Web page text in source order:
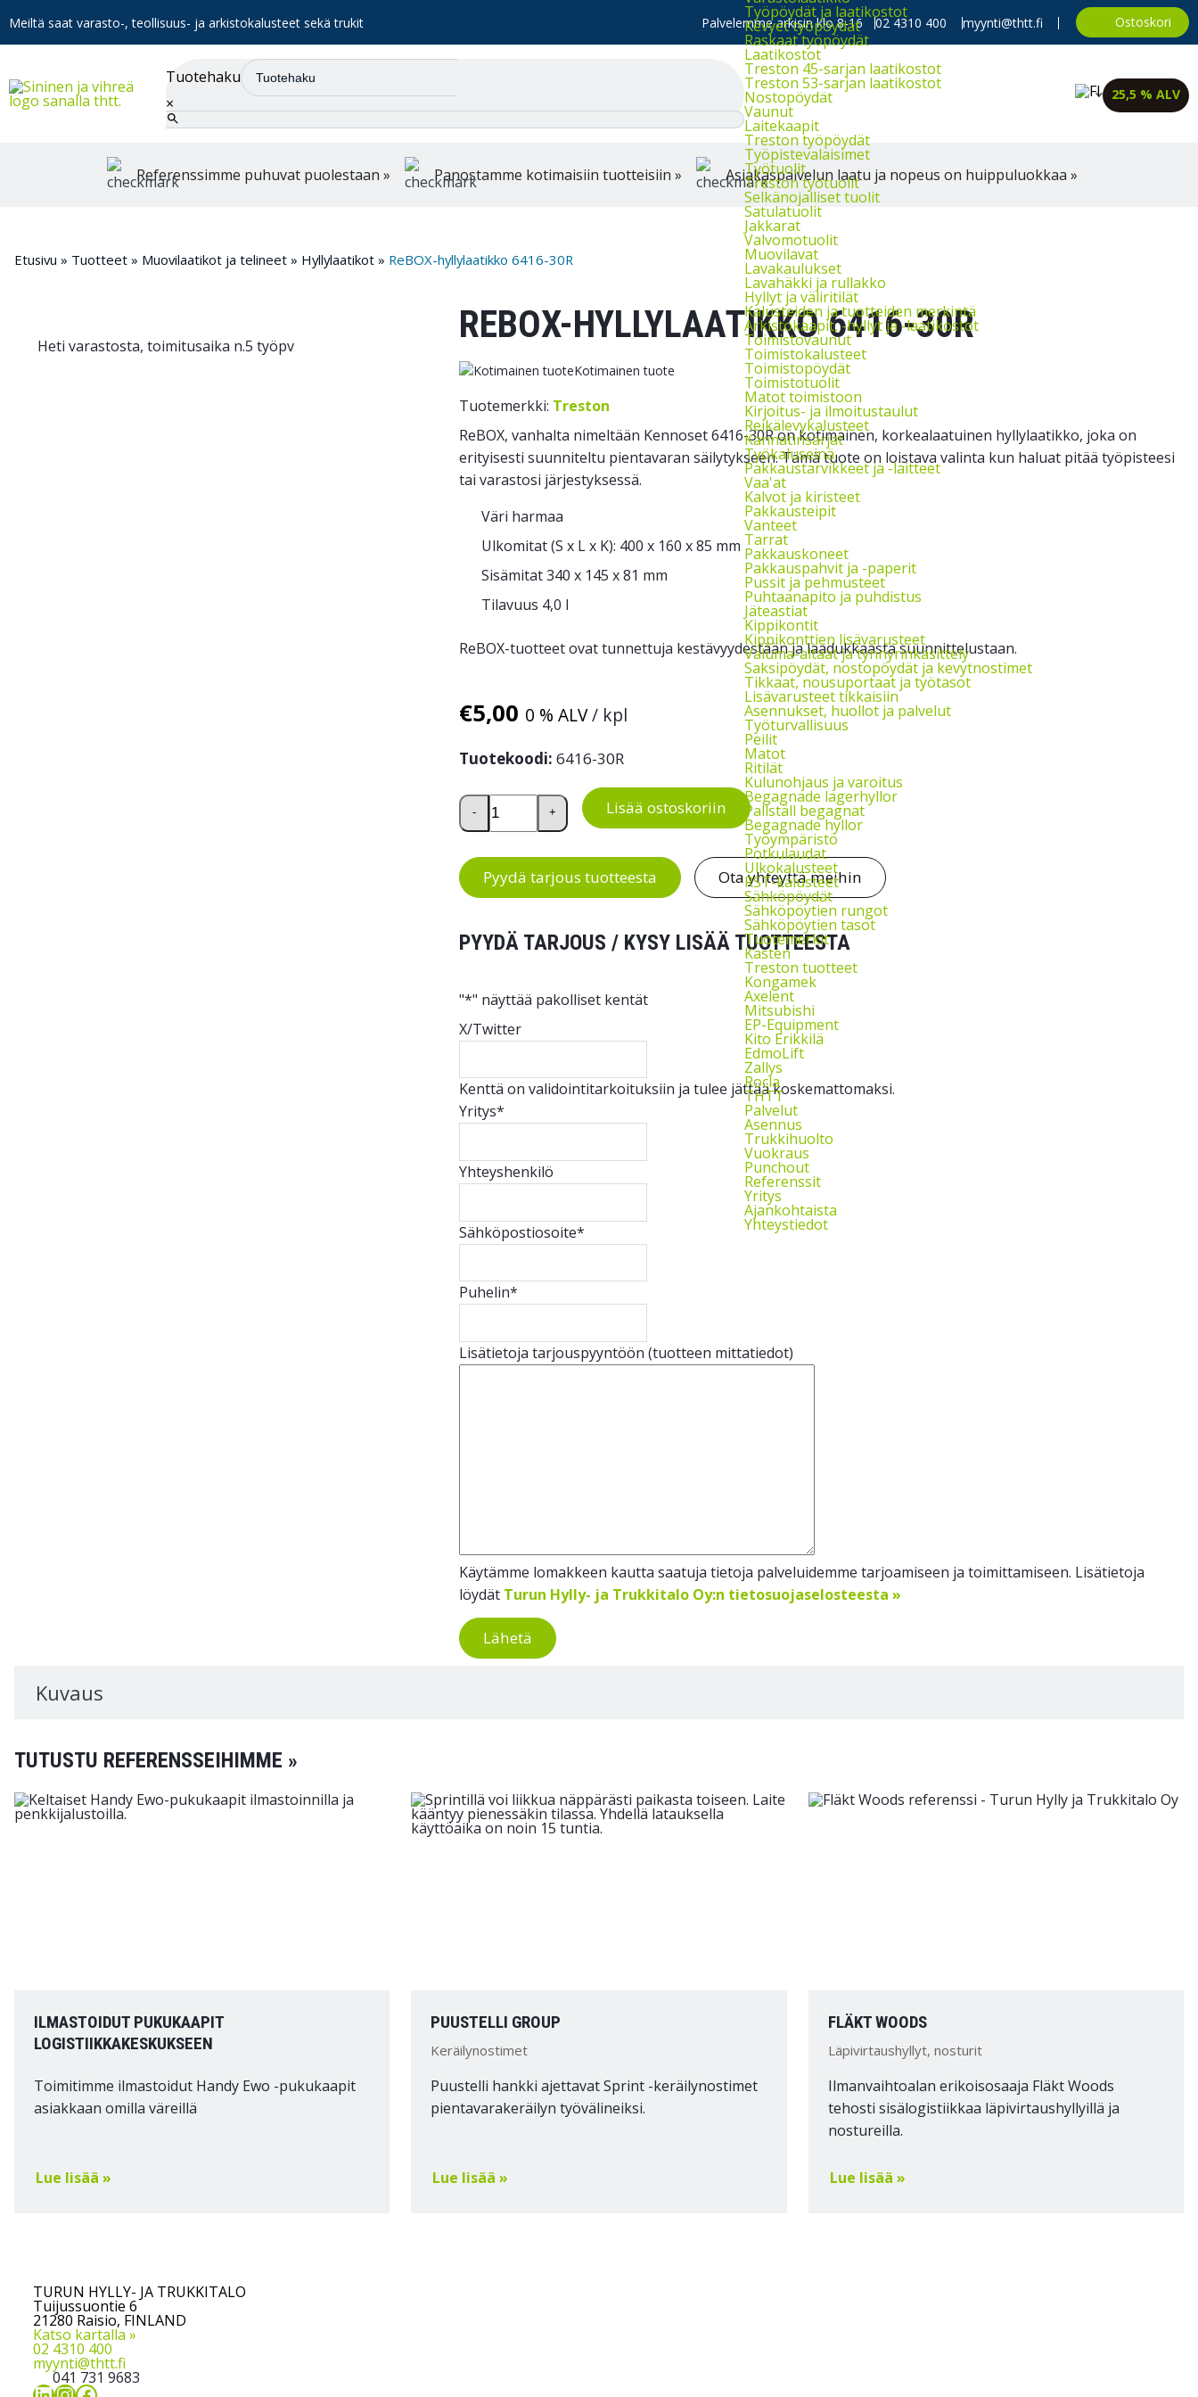
Meiltä saat varasto-, teollisuus- ja arkistokalusteet sekä trukit Palvelemme arkisin klo 8-16 02 4310 400 myynti@thtt.fi Ostoskori
Tuotehaku
×
Työpöydät ja laatikostot
Kevyet työpöydät
Raskaat työpöydät
Laatikostot
Treston 45-sarjan laatikostot
Treston 53-sarjan laatikostot
Nostopöydät
Vaunut
Laitekaapit
Treston työpöydät
Työpistevalaisimet
Työtuolit
Treston työtuolit
Selkänojalliset tuolit
Satulatuolit
Jakkarat
Valvomotuolit
Muovilavat
Lavakaulukset
Lavahäkki ja rullakko
Hyllyt ja väliritilät
Kalusteiden ja tuotteiden merkintä
Arkistokaapit, -hyllyt ja -laatikostot
Toimistovaunut
Toimistokalusteet
Toimistopöydät
Toimistotuolit
Matot toimistoon
Kirjoitus- ja ilmoitustaulut
Reikälevykalusteet
Kannatinsarjat
Työkaluseinä
Pakkaustarvikkeet ja -laitteet
Vaa'at
Kalvot ja kiristeet
Pakkausteipit
Vanteet
Tarrat
Pakkauskoneet
Pakkauspahvit ja -paperit
Pussit ja pehmusteet
Puhtaanapito ja puhdistus
Jäteastiat
Kippikontit
Kippikonttien lisävarusteet
Valuma-altaat ja tynnyrinkäsittely
Saksipöydät, nostopöydät ja kevytnostimet
Tikkaat, nousuportaat ja työtasot
Lisävarusteet tikkaisiin
Asennukset, huollot ja palvelut
Työturvallisuus
Peilit
Matot
Ritilät
Kulunohjaus ja varoitus
Begagnade lagerhyllor
Pallställ begagnat
Begagnade hyllor
Työympäristö
Potkulaudat
Ulkokalusteet
RST-kalusteet
Sähköpöydät
Sähköpöytien rungot
Sähköpöytien tasot
Tuotemerkit
Kasten
Treston tuotteet
Kongamek
Axelent
Mitsubishi
EP-Equipment
Kito Erikkilä
EdmoLift
Zallys
Rocla
THTT
Palvelut
Asennus
Trukkihuolto
Vuokraus
Punchout
Referenssit
Yritys
Ajankohtaista
Yhteystiedot
25,5 % ALV
Referenssimme puhuvat puolestaan » Panostamme kotimaisiin tuotteisiin » Asiakaspalvelun laatu ja nopeus on huippuluokkaa »
Etusivu » Tuotteet » Muovilaatikot ja telineet » Hyllylaatikot » ReBOX-hyllylaatikko 6416-30R
Heti varastosta, toimitusaika n.5 työpv
REBOX-HYLLYLAATIKKO 6416-30R
Kotimainen tuote
Tuotemerkki: Treston
ReBOX, vanhalta nimeltään Kennoset 6416-30R on kotimainen, korkealaatuinen hyllylaatikko, joka on
erityisesti suunniteltu pientavaran säilytykseen. Tämä tuote on loistava valinta kun haluat pitää työpisteesi
tai varastosi järjestyksessä.
Väri harmaa
Ulkomitat (S x L x K): 400 x 160 x 85 mm
Sisämitat 340 x 145 x 81 mm
Tilavuus 4,0 l
ReBOX-tuotteet ovat tunnettuja kestävyydestään ja laadukkaasta suunnittelustaan.
€5,00 0 % ALV/ kpl
Tuotekoodi: 6416-30R
ReBOX-hyllylaatikko 6416-30R määrä
- + Lisää ostoskoriin
Pyydä tarjous tuotteesta Ota yhteyttä meihin
PYYDÄ TARJOUS / KYSY LISÄÄ TUOTTEESTA
"*" näyttää pakolliset kentät
X/Twitter
Kenttä on validointitarkoituksiin ja tulee jättää koskemattomaksi.
Yritys*
Yhteyshenkilö
Sähköpostiosoite*
Puhelin*
Lisätietoja tarjouspyyntöön (tuotteen mittatiedot)
Käytämme lomakkeen kautta saatuja tietoja palveluidemme tarjoamiseen ja toimittamiseen. Lisätietoja
löydät Turun Hylly- ja Trukkitalo Oy:n tietosuojaselosteesta »
Lähetä
Kuvaus
TUTUSTU REFERENSSEIHIMME »
ILMASTOIDUT PUKUKAAPIT
LOGISTIIKKAKESKUKSEEN
Toimitimme ilmastoidut Handy Ewo -pukukaapit
asiakkaan omilla väreillä
Lue lisää »
PUUSTELLI GROUP
Keräilynostimet
Puustelli hankki ajettavat Sprint -keräilynostimet
pientavarakeräilyn työvälineiksi.
Lue lisää »
FLÄKT WOODS
Läpivirtaushyllyt, nosturit
Ilmanvaihtoalan erikoisosaaja Fläkt Woods
tehosti sisälogistiikkaa läpivirtaushyllyillä ja
nostureilla.
Lue lisää »
TURUN HYLLY- JA TRUKKITALO
Tuijussuontie 6
21280 Raisio, FINLAND
Katso kartalla »
02 4310 400
myynti@thtt.fi
041 731 9683